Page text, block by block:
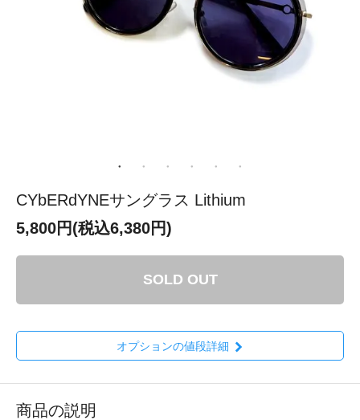
CYbERdYNEサングラス Lithium
5,800円(税込6,380円)
SOLD OUT
オプションの値段詳細
商品の説明